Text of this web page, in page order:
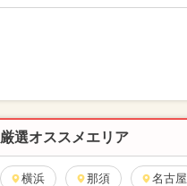
厳選オススメエリア
横浜 那須 名古屋